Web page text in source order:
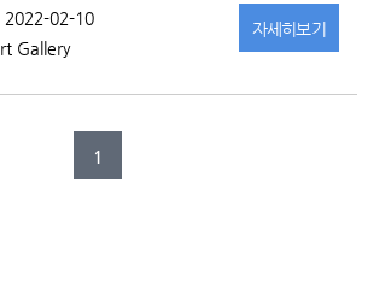
2022-02-10
Gallery
자세히보기
1